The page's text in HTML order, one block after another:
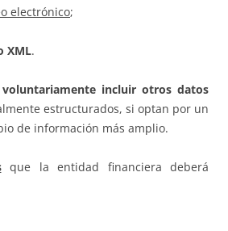
electrónico;
XML.
voluntariamente incluir otros datos
estructurados, si optan por un
de información más amplio.
que la entidad financiera deberá